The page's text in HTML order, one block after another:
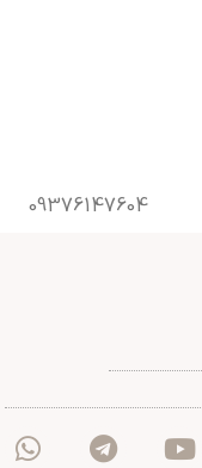
09376147604